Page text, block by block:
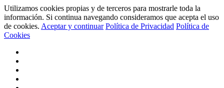
Utilizamos cookies propias y de terceros para mostrarle toda la
información. Si continua navegando consideramos que acepta el uso
de cookies. Aceptar y continuar Política de Privacidad Política de
Cookies